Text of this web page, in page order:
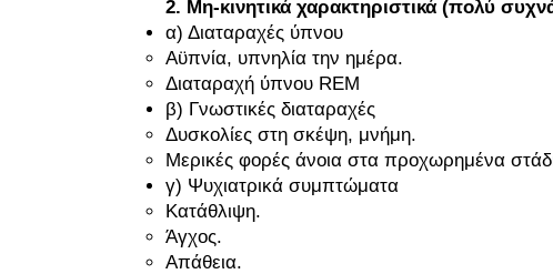
2. Μη-κινητικά χαρακτηριστικά (πολύ
α) Διαταραχές ύπνου
Αϋπνία, υπνηλία την ημέρα.
Διαταραχή ύπνου REM
β) Γνωστικές διαταραχές
Δυσκολίες στη σκέψη, μνήμη.
Μερικές φορές άνοια στα προχωρημένα
γ) Ψυχιατρικά συμπτώματα
Κατάθλιψη.
Άγχος.
Απάθεια.